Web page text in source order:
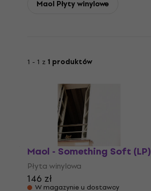
Maol Płyty winylowe
1 - 1 z 1 produktów
Maol - Something Soft (LP)
Płyta winylowa
146 zł
W magazynie u dostawcy